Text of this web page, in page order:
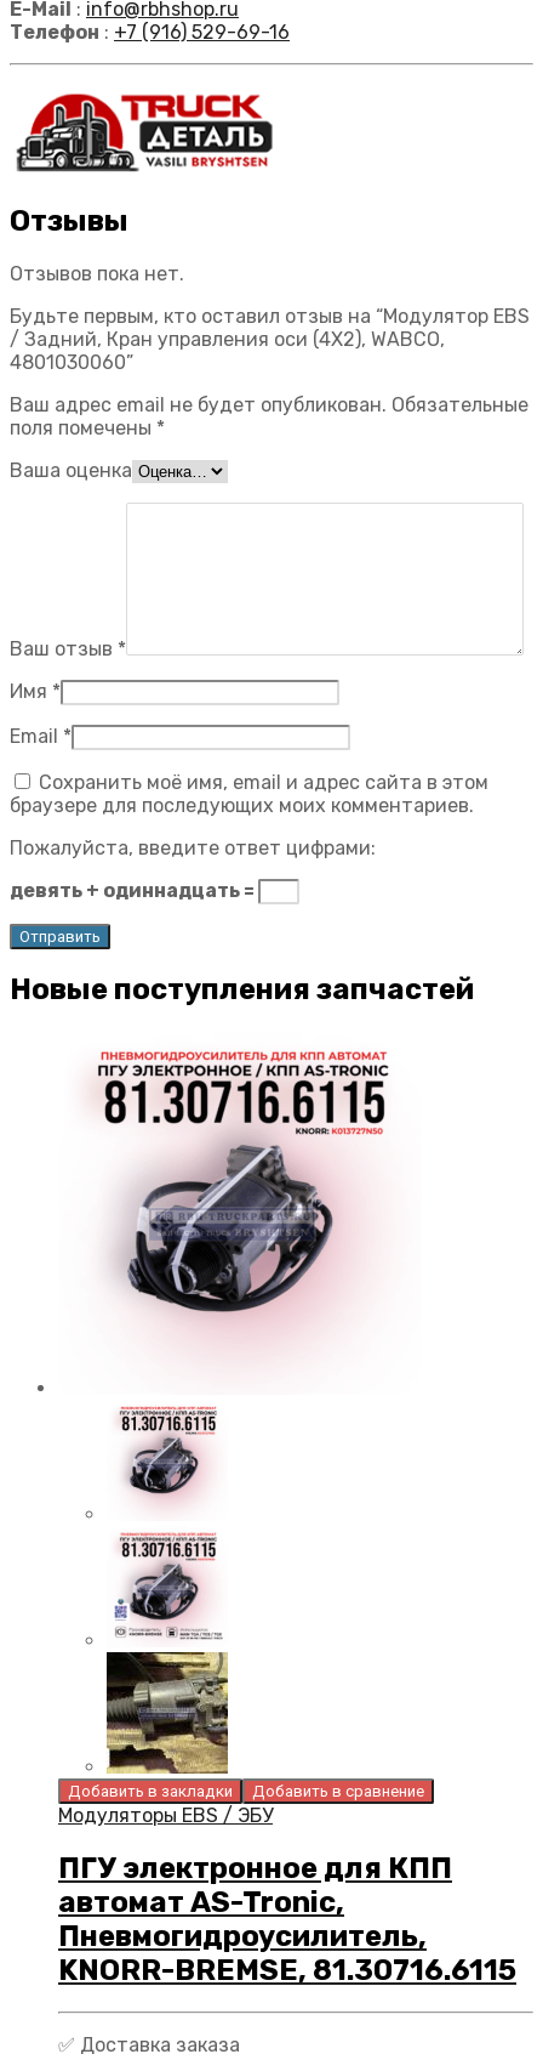
E-Mail : info@rbhshop.ru
Телефон : +7 (916) 529-69-16
Отзывы
Отзывов пока нет.
Будьте первым, кто оставил отзыв на “Модулятор EBS
/ Задний, Кран управления оси (4X2), WABCO,
4801030060”
Ваш адрес email не будет опубликован. Обязательные
поля помечены *
Ваша оценка
Ваш отзыв *
Имя *
Email *
Сохранить моё имя, email и адрес сайта в этом
браузере для последующих моих комментариев.
Пожалуйста, введите ответ цифрами:
девять + одиннадцать =
Новые поступления запчастей
Добавить в закладки Добавить в сравнение
Модуляторы EBS / ЭБУ
ПГУ электронное для КПП
автомат AS-Tronic,
Пневмогидроусилитель,
KNORR-BREMSE, 81.30716.6115
✅ Доставка заказа